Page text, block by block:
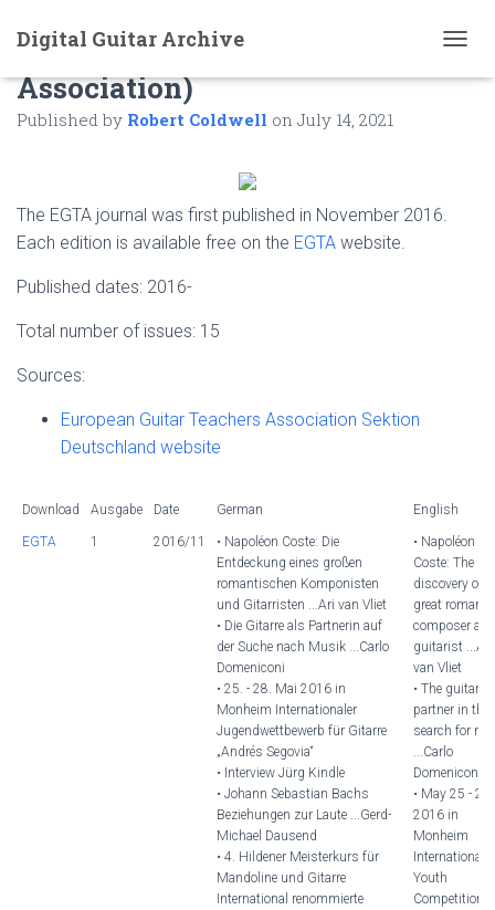
Digital Guitar Archive
O
EGTA (European Guitar Teachers
Association)
Published by Robert Coldwell on July 14, 2021
The EGTA journal was first published in November 2016.
Each edition is available free on the EGTA website.
Published dates: 2016-
Total number of issues: 15
Sources:
European Guitar Teachers Association Sektion
Deutschland website
Download Ausgabe Date German English
EGTA 1 2016/11
• Napoléon Coste: Die
Entdeckung eines großen
romantischen Komponisten
und Gitarristen ...Ari van Vliet
• Die Gitarre als Partnerin auf
der Suche nach Musik ...Carlo
Domeniconi
• 25. - 28. Mai 2016 in
Monheim Internationaler
Jugendwettbewerb für Gitarre
„Andrés Segovia“
• Interview Jürg Kindle
• Johann Sebastian Bachs
Beziehungen zur Laute ...Gerd-
Michael Dausend
• 4. Hildener Meisterkurs für
Mandoline und Gitarre
International renommierte
• Napoléon
Coste: The
discovery of a
great
composer and
guitarist ...Ari
van Vliet
• The guitar
partner in the
search for
...Carlo
Domeniconi
• May 25 - 28,
2016 in
Monheim
International
Youth
Competition